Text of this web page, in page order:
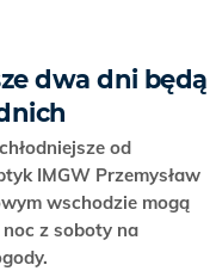
dwa dni będą
od
IMGW Przemysław
wschodzie mogą
z soboty na